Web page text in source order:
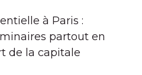
à Paris :
partout en
de la capitale